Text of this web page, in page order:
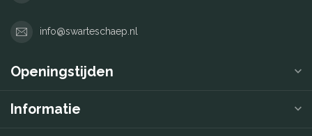
info@swarteschaep.nl
Openingstijden
Informatie